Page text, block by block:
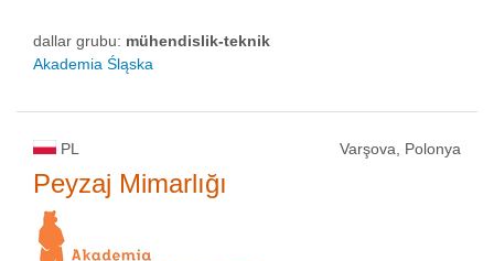
dallar grubu: mühendislik-teknik
Akademia Śląska
PL Varşova, Polonya
Peyzaj Mimarlığı